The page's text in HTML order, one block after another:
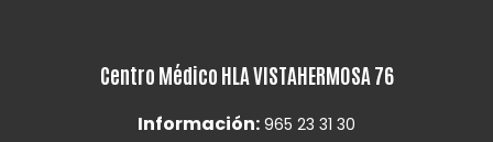
Centro Médico HLA VISTAHERMOSA 76
Información: 965 23 31 30